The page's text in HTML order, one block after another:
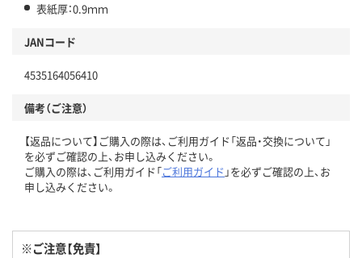
表紙厚：0.9ｍｍ
JANコード
4535164056410
備考（ご注意）
【返品について】ご購入の際は、ご利用ガイド「返品・交換について」
を必ずご確認の上、お申し込みください。
ご購入の際は、ご利用ガイド「ご利用ガイド 」を必ずご確認の上、お
申し込みください。
※ご注意【免責】